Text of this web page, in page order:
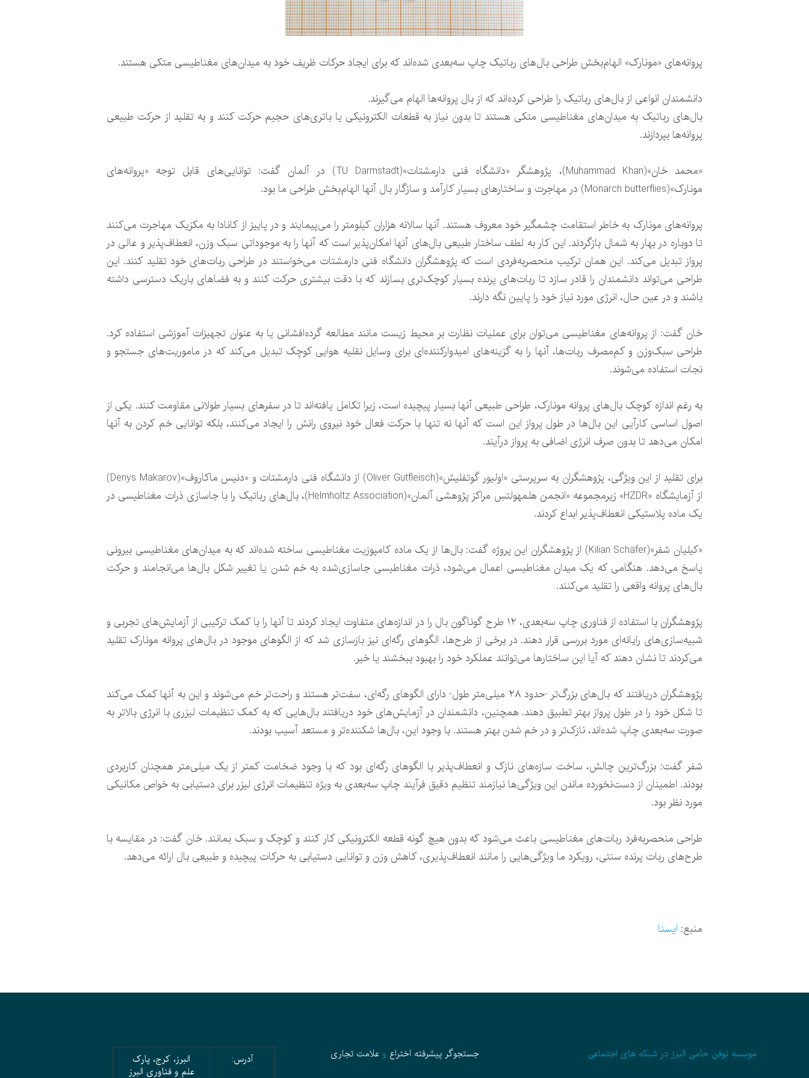
پروانه‌های «مونارک» الهام‌بخش طراحی بال‌های رباتیک چاپ سه‌بعدی شده‌اند که برای ایجاد حرکات ظریف خود به میدان‌های مغناطیسی متکی هستند.
دانشمندان انواعی از بال‌های رباتیک را طراحی کرده‌اند که از بال‌ پروانه‌ها الهام می‌گیرند.
بال‌های رباتیک به میدان‌های مغناطیسی متکی هستند تا بدون نیاز به قطعات الکترونیکی یا باتری‌های حجیم حرکت کنند و به تقلید از حرکت طبیعی
پروانه‌ها بپردازند.
«محمد خان»(Muhammad Khan)، پژوهشگر «دانشگاه فنی دارمشتات»(TU Darmstadt) در آلمان گفت: توانایی‌های قابل توجه «پروانه‌های
مونارک»(Monarch butterflies) در مهاجرت و ساختارهای بسیار کارآمد و سازگار بال آنها الهام‌بخش طراحی ما بود.
پروانه‌های مونارک به خاطر استقامت چشمگیر خود معروف هستند. آنها سالانه هزاران کیلومتر را می‌پیمایند و در پاییز از کانادا به مکزیک مهاجرت می‌کنند
تا دوباره در بهار به شمال بازگردند. این کار به لطف ساختار طبیعی بال‌های آنها امکان‌پذیر است که آنها را به موجوداتی سبک وزن، انعطاف‌پذیر و عالی در
پرواز تبدیل می‌کند. این همان ترکیب منحصربه‌فردی است که پژوهشگران دانشگاه فنی دارمشتات می‌خواستند در طراحی ربات‌های خود تقلید کنند. این
طراحی می‌تواند دانشمندان را قادر سازد تا ربات‌های پرنده بسیار کوچک‌تری بسازند که با دقت بیشتری حرکت کنند و به فضاهای باریک دسترسی داشته
باشند و در عین حال، انرژی مورد نیاز خود را پایین نگه دارند.
خان گفت: از پروانه‌های مغناطیسی می‌توان برای عملیات نظارت بر محیط زیست مانند مطالعه گرده‌افشانی یا به عنوان تجهیزات آموزشی استفاده کرد.
طراحی سبک‌وزن و کم‌مصرف ربات‌ها، آنها را به گزینه‌های امیدوارکننده‌ای برای وسایل نقلیه هوایی کوچک تبدیل می‌کند که در ماموریت‌های جستجو و
نجات استفاده می‌شوند.
به رغم اندازه کوچک بال‌های پروانه مونارک، طراحی طبیعی آنها بسیار پیچیده است، زیرا تکامل یافته‌اند تا در سفرهای بسیار طولانی مقاومت کنند. یکی از
اصول اساسی کارآیی این بال‌ها در طول پرواز این است که آنها نه تنها با حرکت فعال خود نیروی رانش را ایجاد می‌کنند، بلکه توانایی خم کردن به آنها
امکان می‌دهد تا بدون صرف انرژی اضافی به پرواز درآیند.
برای تقلید از این ویژگی، پژوهشگران به سرپرستی «اولیور گوتفلیش»(Oliver Gutfleisch) از دانشگاه فنی دارمشتات و «دنیس ماکاروف»(Denys Makarov)
از آزمایشگاه «HZDR» زیرمجموعه «انجمن هلمهولتسِ مراکز پژوهشی آلمان»(Helmholtz Association)، بال‌های رباتیک را با جاسازی ذرات مغناطیسی در
یک ماده پلاستیکی انعطاف‌پذیر ابداع کردند.
«کیلیان شفر»(Kilian Schäfer) از پژوهشگران این پروژه گفت: بال‌ها از یک ماده کامپوزیت مغناطیسی ساخته شده‌اند که به میدان‌های مغناطیسی بیرونی
پاسخ می‌دهد. هنگامی که یک میدان مغناطیسی اعمال می‌شود، ذرات مغناطیسی جاسازی‌شده به خم شدن یا تغییر شکل بال‌ها می‌انجامند و حرکت
بال‌های پروانه واقعی را تقلید می‌کنند.
پژوهشگران با استفاده از فناوری چاپ سه‌بعدی، ۱۲ طرح گوناگون بال را در اندازه‌های متفاوت ایجاد کردند تا آنها را با کمک ترکیبی از آزمایش‌های تجربی و
شبیه‌سازی‌های رایانه‌ای مورد بررسی قرار دهند. در برخی از طرح‌ها، الگوهای رگه‌ای نیز بازسازی شد که از الگوهای موجود در بال‌های پروانه مونارک تقلید
می‌کردند تا نشان دهند که آیا این ساختارها می‌توانند عملکرد خود را بهبود ببخشند یا خیر.
پژوهشگران دریافتند که بال‌های بزرگ‌تر -حدود ۲۸ میلی‌متر طول- دارای الگوهای رگه‌ای، سفت‌تر هستند و راحت‌تر خم می‌شوند و این به آنها کمک می‌کند
تا شکل خود را در طول پرواز بهتر تطبیق دهند. همچنین، دانشمندان در آزمایش‌های خود دریافتند بال‌هایی که به کمک تنظیمات لیزری با انرژی بالاتر به
صورت سه‌بعدی چاپ شده‌اند، نازک‌تر و در خم شدن بهتر هستند. با وجود این، بال‌ها شکننده‌تر و مستعد آسیب بودند.
شفر گفت: بزرگ‌ترین چالش، ساخت سازه‌های نازک و انعطاف‌پذیر با الگوهای رگه‌ای بود که با وجود ضخامت کمتر از یک میلی‌متر همچنان کاربردی
بودند. اطمینان از دست‌نخورده ماندن این ویژگی‌ها نیازمند تنظیم دقیق فرآیند چاپ سه‌بعدی به ویژه تنظیمات انرژی لیزر برای دستیابی به خواص مکانیکی
مورد نظر بود.
طراحی منحصربه‌فرد ربات‌های مغناطیسی باعث می‌شود که بدون هیچ گونه قطعه الکترونیکی کار کنند و کوچک و سبک بمانند. خان گفت: در مقایسه با
طرح‌های ربات پرنده سنتی، رویکرد ما ویژگی‌هایی را مانند انعطاف‌پذیری، کاهش وزن و توانایی دستیابی به حرکات پیچیده و طبیعی بال ارائه می‌دهد.
منبع: ایسنا
موسسه نوفن حامی البرز در شبکه های اجتماعی جستجوگر پیشرفته اختراع وعلامت تجاری آدرس:
البرز، کرج، پارک
علم و فناوری البرز